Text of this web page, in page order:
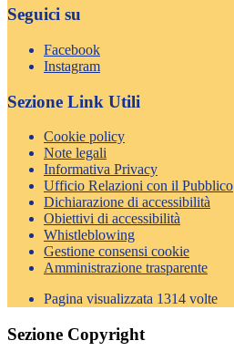
Seguici su
Facebook
Instagram
Sezione Link Utili
Cookie policy
Note legali
Informativa Privacy
Ufficio Relazioni con il Pubblico
Dichiarazione di accessibilità
Obiettivi di accessibilità
Whistleblowing
Gestione consensi cookie
Amministrazione trasparente
Pagina visualizzata 1314 volte
Sezione Copyright